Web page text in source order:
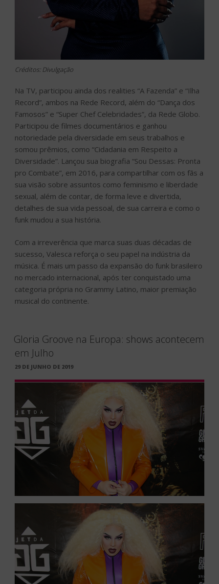
Créditos: Divulgação
Na TV, participou ainda dos realities “A Fazenda” e “Ilha
Record”, ambos na Rede Record, além do “Dança dos
Famosos” e “Super Chef Celebridades”, da Rede Globo.
Participou de filmes documentários e ganhou
notoriedade pela diversidade em seus trabalhos e
somou prêmios, como “Cidadania em Respeito a
Diversidade”. Lançou sua biografia “Sou Dessas: Pronta
pro Combate”, em 2016, para compartilhar com os fãs a
sua visão sobre assuntos como feminismo e liberdade
sexual, além de contar, de forma leve e divertida,
detalhes de sua vida pessoal, de sua carreira e como o
funk mudou a sua história.
Com a irreverência que marca suas duas décadas de
sucesso, Valesca reforça o seu papel na indústria da
música. É mais um passo da expansão do funk brasileiro
no mercado internacional, após ter conquistado uma
categoria própria no Grammy Latino, maior premiação
musical do continente.
Gloria Groove na Europa: shows acontecem
em Julho
PUBLICADO
29 DE JUNHO DE 2019